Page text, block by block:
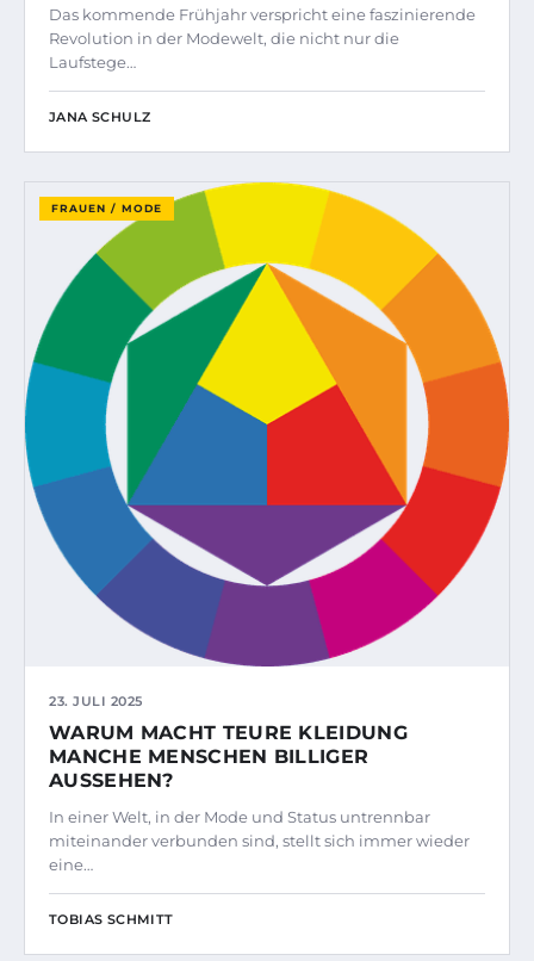
Das kommende Frühjahr verspricht eine faszinierende
Revolution in der Modewelt, die nicht nur die
Laufstege…
JANA SCHULZ
FRAUEN / MODE
23. JULI 2025
WARUM MACHT TEURE KLEIDUNG
MANCHE MENSCHEN BILLIGER
AUSSEHEN?
In einer Welt, in der Mode und Status untrennbar
miteinander verbunden sind, stellt sich immer wieder
eine…
TOBIAS SCHMITT